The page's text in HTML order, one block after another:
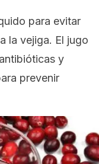
para evitar
la vejiga. El jugo
y
prevenir